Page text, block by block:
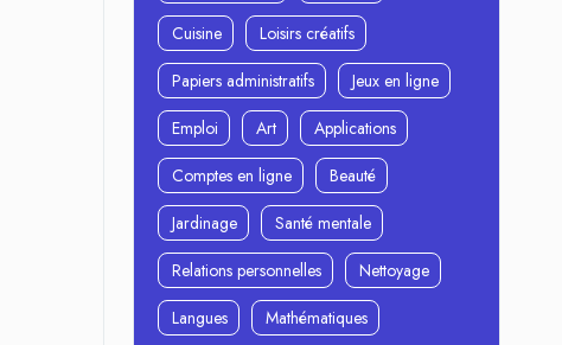
Cuisine
Loisirs créatifs
Papiers administratifs
Jeux en ligne
Emploi
Art
Applications
Comptes en ligne
Beauté
Jardinage
Santé mentale
Relations personnelles
Nettoyage
Langues
Mathématiques